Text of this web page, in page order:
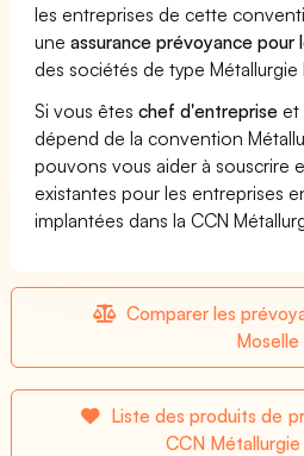
les entreprises de cette
uneassurance prévoyance pour
des sociétés de type Métallurgie
Si vous êteschef d'entreprise et
dépend de la convention
pouvons vous aider à souscrire
existantes pour les entreprises
implantées dans la CCN
Comparer les
Moselle
Liste des produits de
CCN